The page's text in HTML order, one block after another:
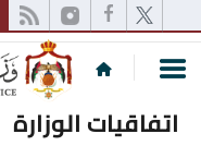
اتفاقيات الوزارة